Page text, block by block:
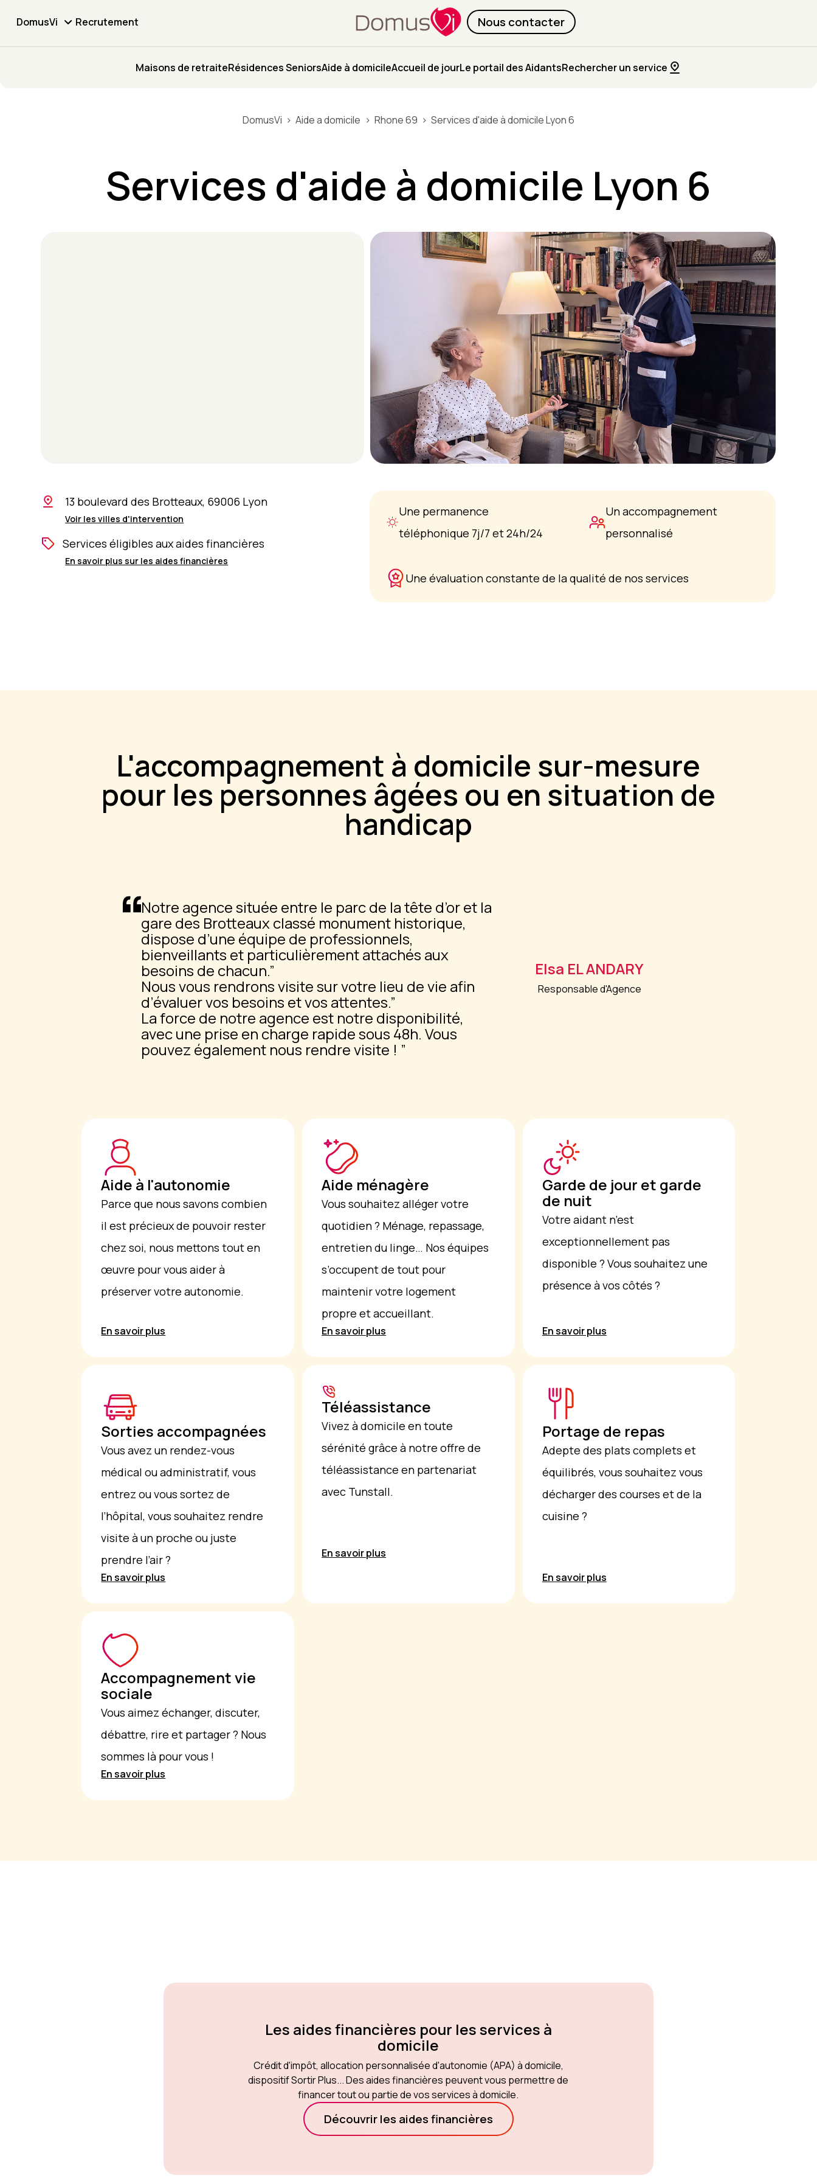
DomusVi Recrutement Nous contacter
Maisons de retraiteRésidences SeniorsAide à domicileAccueil de jourLe portail des AidantsRechercher un service
DomusVi Aide a domicile Rhone 69 Services d'aide à domicile Lyon 6
Services d'aide à domicile Lyon 6
13 boulevard des Brotteaux, 69006 Lyon
Voir les villes d'intervention
Services éligibles aux aides financières
En savoir plus sur les aides financières
Une permanence
téléphonique 7j/7 et 24h/24
Un accompagnement
personnalisé
Une évaluation constante de la qualité de nos services
L'accompagnement à domicile sur-mesure
pour les personnes âgées ou en situation de
handicap
Elsa EL ANDARY
Responsable d'Agence
Notre agence située entre le parc de la tête d’or et la
gare des Brotteaux classé monument historique,
dispose d’une équipe de professionnels,
bienveillants et particulièrement attachés aux
besoins de chacun.
Nous vous rendrons visite sur votre lieu de vie afin
d’évaluer vos besoins et vos attentes.
La force de notre agence est notre disponibilité,
avec une prise en charge rapide sous 48h. Vous
pouvez également nous rendre visite !
Aide à l'autonomie
Parce que nous savons combien
il est précieux de pouvoir rester
chez soi, nous mettons tout en
œuvre pour vous aider à
préserver votre autonomie.
En savoir plus
Aide ménagère
Vous souhaitez alléger votre
quotidien ? Ménage, repassage,
entretien du linge… Nos équipes
s’occupent de tout pour
maintenir votre logement
propre et accueillant.
En savoir plus
Garde de jour et garde
de nuit
Votre aidant n’est
exceptionnellement pas
disponible ? Vous souhaitez une
présence à vos côtés ?
En savoir plus
Sorties accompagnées
Vous avez un rendez-vous
médical ou administratif, vous
entrez ou vous sortez de
l’hôpital, vous souhaitez rendre
visite à un proche ou juste
prendre l’air ?
En savoir plus
Téléassistance
Vivez à domicile en toute
sérénité grâce à notre offre de
téléassistance en partenariat
avec Tunstall.
En savoir plus
Portage de repas
Adepte des plats complets et
équilibrés, vous souhaitez vous
décharger des courses et de la
cuisine ?
En savoir plus
Accompagnement vie
sociale
Vous aimez échanger, discuter,
débattre, rire et partager ? Nous
sommes là pour vous !
En savoir plus
Les aides financières pour les services à
domicile
Crédit d'impôt, allocation personnalisée d'autonomie (APA) à domicile,
dispositif Sortir Plus... Des aides financières peuvent vous permettre de
financer tout ou partie de vos services à domicile.
Découvrir les aides financières